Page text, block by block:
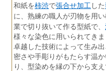
和紙を柿渋で張合せ加工 した
に、熟練の職人が刃物を用
業で切り抜いて作る型紙で、
様々な染色に用いられてきま
卓越した技術によって生み
密さや手彫りがもたらす温
り、型染めを縁の下から支え